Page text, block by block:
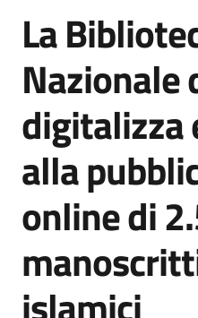
Archivio
storico
Conservazione
Argomenti
Salta al contenuto
La
Nazionale
digitalizza
alla
online di